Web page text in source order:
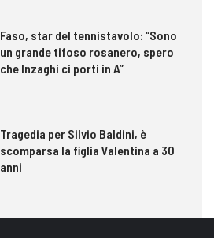
Faso, star del tennistavolo: “Sono
un grande tifoso rosanero, spero
che Inzaghi ci porti in A”
Tragedia per Silvio Baldini, è
scomparsa la figlia Valentina a 30
anni